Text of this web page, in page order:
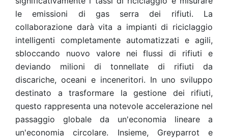
le emissioni di gas serra dei rifiuti. La
collaborazione darà vita a impianti di riciclaggio
intelligenti completamente automatizzati e agili,
sbloccando nuovo valore nei flussi di rifiuti e
deviando milioni di tonnellate di rifiuti da
discariche, oceani e inceneritori. In uno sviluppo
destinato a trasformare la gestione dei rifiuti,
questo rappresenta una notevole accelerazione nel
passaggio globale da un'economia lineare a
un'economia circolare. Insieme, Greyparrot e